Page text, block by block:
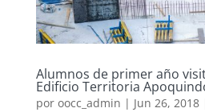
Alumnos de primer año
Edificio Territoria
por oocc_admin | Jun 26, 2018